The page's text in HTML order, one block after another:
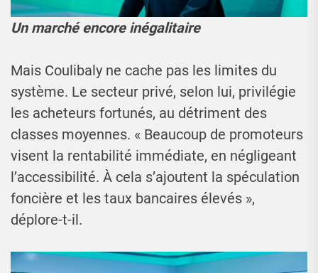
Un marché encore inégalitaire
Mais Coulibaly ne cache pas les limites du
système. Le secteur privé, selon lui, privilégie
les acheteurs fortunés, au détriment des
classes moyennes. « Beaucoup de promoteurs
visent la rentabilité immédiate, en négligeant
l’accessibilité. À cela s’ajoutent la spéculation
foncière et les taux bancaires élevés »,
déplore-t-il.